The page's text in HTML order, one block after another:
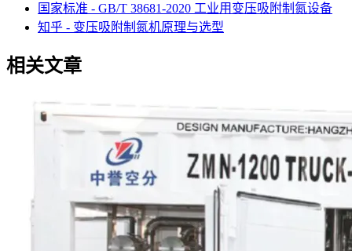
国家标准 - GB/T 38681-2020 工业用变压吸附制氮设备
知乎 - 变压吸附制氮机原理与选型
相关文章